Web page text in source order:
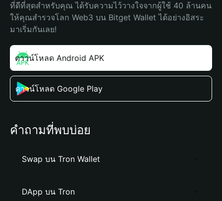
ที่ดีที่สุดสำหรับคุณ ได้รับความไว้วางใจจากผู้ใช้ 40 ล้านคน
ให้คุณสำรวจโลก Web3 บน Bitget Wallet ได้อย่างอิสระ
มาเริ่มกันเลย!
ดาวน์โหลด Android APK
ดาวน์โหลด Google Play
คำถามที่พบบ่อย
Swap บน Tron Wallet
DApp บน Tron